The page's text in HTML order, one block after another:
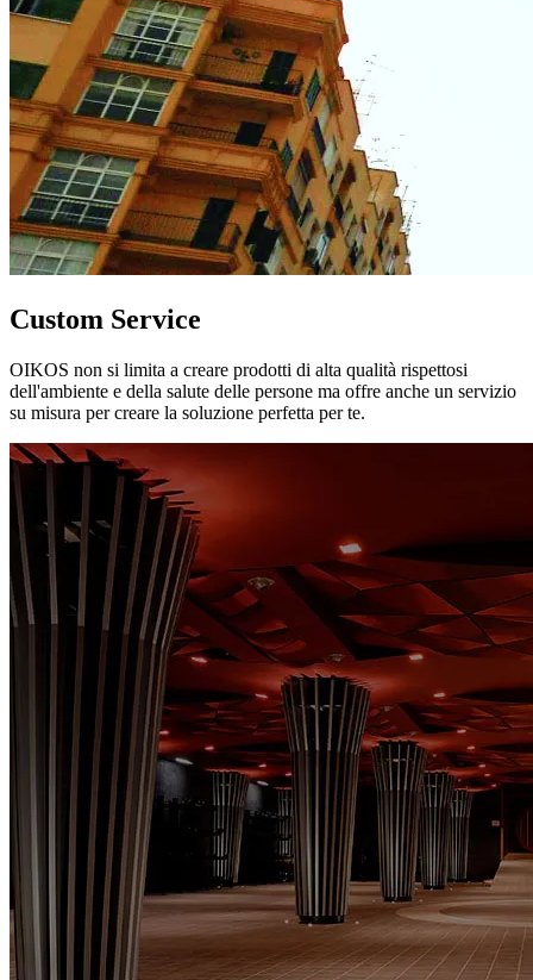
Custom Service
OIKOS non si limita a creare prodotti di alta qualità rispettosi
dell'ambiente e della salute delle persone ma offre anche un servizio
su misura per creare la soluzione perfetta per te.